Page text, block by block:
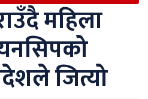
महिला
जित्यो